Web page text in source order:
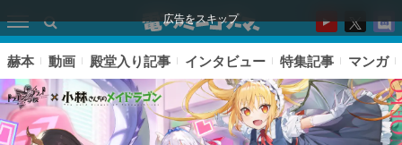
広告をスキップ
赫本 動画 殿堂入り記事 インタビュー 特集記事 マンガ